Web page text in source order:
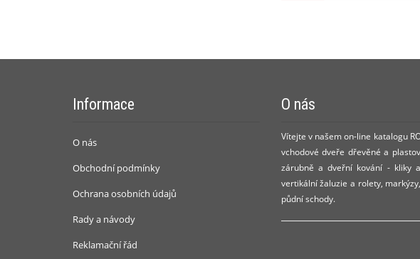
Informace
O nás
Obchodní podmínky
Ochrana osobních údajů
Rady a návody
Reklamační řád
O nás
Vítejte v našem on-line katalogu
vchodové dveře dřevěné a
zárubně a dveřní kování - kliky
vertikální žaluzie a rolety,
půdní schody.